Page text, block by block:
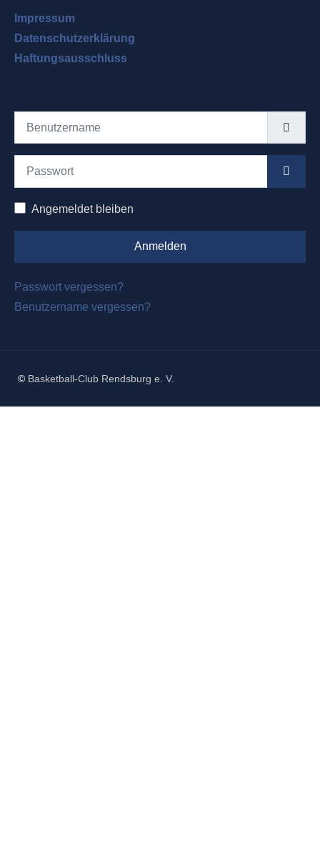
Impressum
Datenschutzerklärung
Haftungsausschluss
Benutzername
Passwort
Angemeldet bleiben
Anmelden
Passwort vergessen?
Benutzername vergessen?
© Basketball-Club Rendsburg e. V.